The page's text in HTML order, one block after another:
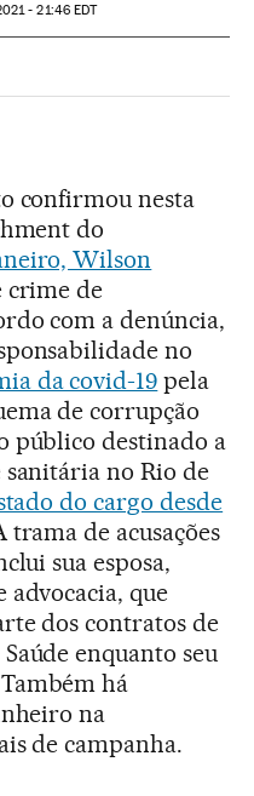
- 21:46EDT
confirmou nesta
do
Wilson
crime de
com a denúncia,
no
da covid-19 pela
de corrupção
público destinado a
sanitária no Rio de
do cargo desde
trama de acusações
sua esposa,
que
dos contratos de
enquanto seu
há
na
de campanha.